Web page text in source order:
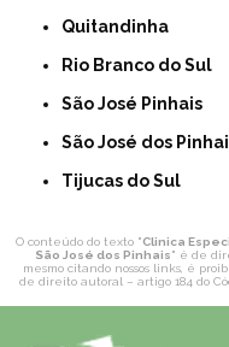
Quitandinha
Rio Branco do Sul
São José Pinhais
São José dos
Tijucas do Sul
O conteúdo do texto "Clinica
São José dos Pinhais" é de
mesmo citando nossos links, é
de direito autoral – artigo 184 do